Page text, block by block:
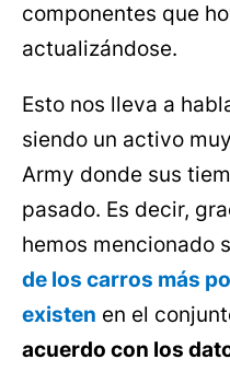
componentes que
actualizándose.
Esto nos lleva a
siendo un activo
Army donde sus
pasado. Es decir,
hemos mencionado
de los carros más
existen en el
acuerdo con los